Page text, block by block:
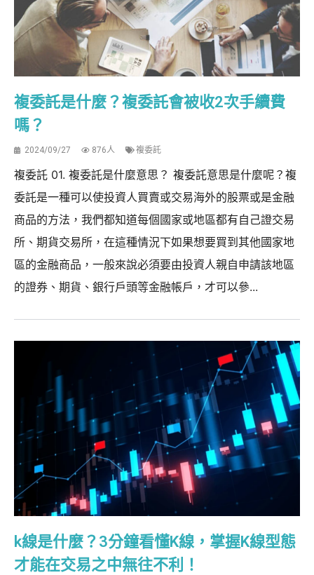
複委託是什麼？複委託會被收2次手續費
嗎？
2024/09/27 876人 複委託
複委託 01. 複委託是什麼意思？ 複委託意思是什麼呢？複
委託是一種可以使投資人買賣或交易海外的股票或是金融
商品的方法，我們都知道每個國家或地區都有自己證交易
所、期貨交易所，在這種情況下如果想要買到其他國家地
區的金融商品，一般來說必須要由投資人親自申請該地區
的證券、期貨、銀行戶頭等金融帳戶，才可以參...
k線是什麼？3分鐘看懂K線，掌握K線型態
才能在交易之中無往不利！